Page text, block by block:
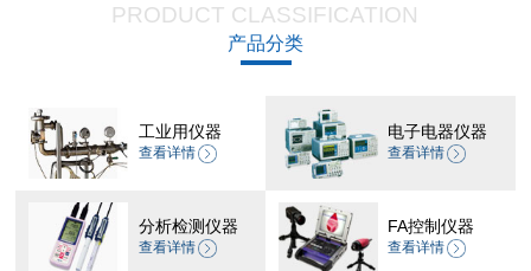
PRODUCT CLASSIFICATION
产品分类
工业用仪器
查看详情
电子电器仪器
查看详情
分析检测仪器
查看详情
FA控制仪器
查看详情